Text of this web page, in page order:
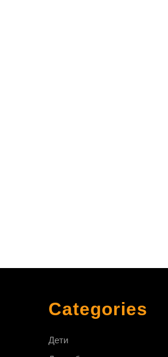
Categories
Дети